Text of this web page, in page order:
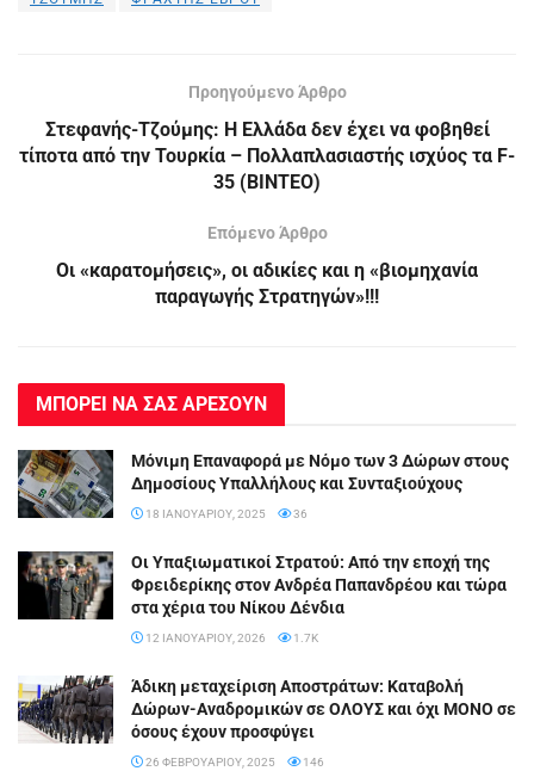
Προηγούμενο Άρθρο
Στεφανής-Τζούμης: Η Ελλάδα δεν έχει να φοβηθεί
τίποτα από την Τουρκία – Πολλαπλασιαστής ισχύος τα F-
35 (ΒΙΝΤΕΟ)
Επόμενο Άρθρο
Οι «καρατομήσεις», οι αδικίες και η «βιομηχανία
παραγωγής Στρατηγών»!!!
ΜΠΟΡΕΙ ΝΑ ΣΑΣ ΑΡΕΣΟΥΝ
Μόνιμη Επαναφορά με Νόμο των 3 Δώρων στους
Δημοσίους Υπαλλήλους και Συνταξιούχους
18 ΙΑΝΟΥΑΡΊΟΥ, 2025 36
Οι Υπαξιωματικοί Στρατού: Από την εποχή της
Φρειδερίκης στον Ανδρέα Παπανδρέου και τώρα
στα χέρια του Νίκου Δένδια
12 ΙΑΝΟΥΑΡΊΟΥ, 2026 1.7K
Άδικη μεταχείριση Αποστράτων: Καταβολή
Δώρων-Αναδρομικών σε ΟΛΟΥΣ και όχι ΜΟΝΟ σε
όσους έχουν προσφύγει
26 ΦΕΒΡΟΥΑΡΊΟΥ, 2025 146